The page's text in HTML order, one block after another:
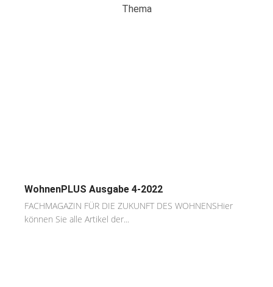
Thema
WohnenPLUS Ausgabe 4-2022
FACHMAGAZIN FÜR DIE ZUKUNFT DES WOHNENSHier
können Sie alle Artikel der...